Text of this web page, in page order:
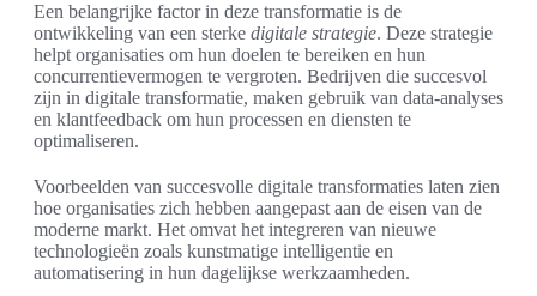
Een belangrijke factor in deze transformatie is de
ontwikkeling van een sterke digitale strategie. Deze strategie
helpt organisaties om hun doelen te bereiken en hun
concurrentievermogen te vergroten. Bedrijven die succesvol
zijn in digitale transformatie, maken gebruik van data-analyses
en klantfeedback om hun processen en diensten te
optimaliseren.
Voorbeelden van succesvolle digitale transformaties laten zien
hoe organisaties zich hebben aangepast aan de eisen van de
moderne markt. Het omvat het integreren van nieuwe
technologieën zoals kunstmatige intelligentie en
automatisering in hun dagelijkse werkzaamheden.